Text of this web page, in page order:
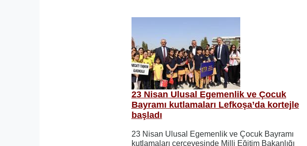
23 Nisan Ulusal Egemenlik ve Çocuk
Bayramı kutlamaları Lefkoşa’da kortejle
başladı
23 Nisan Ulusal Egemenlik ve Çocuk Bayramı
kutlamaları çerçevesinde Milli Eğitim Bakanlığı